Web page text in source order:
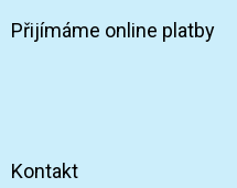
Přijímáme online platby
Kontakt